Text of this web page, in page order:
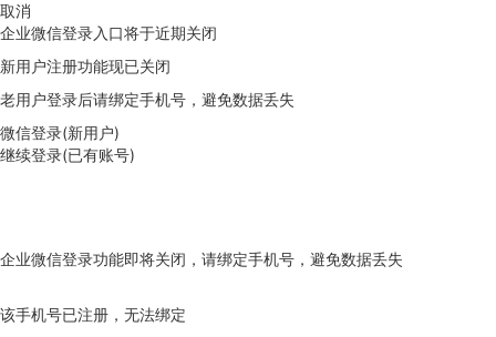
取消
企业微信登录入口将于近期关闭
新用户注册功能现已关闭
老用户登录后请绑定手机号，避免数据丢失
微信登录(新用户)
继续登录(已有账号)
企业微信登录功能即将关闭，请绑定手机号，避免数据丢失
该手机号已注册，无法绑定